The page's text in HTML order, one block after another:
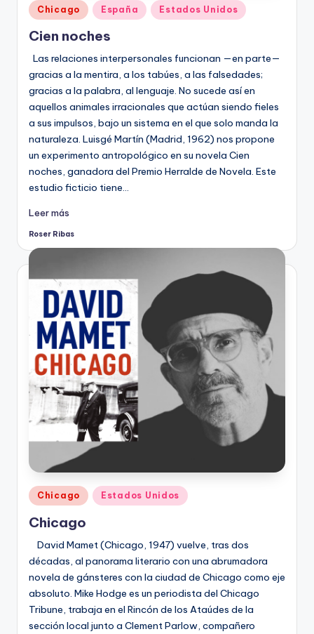
Publicado
en
Chicago España Estados Unidos
Cien noches
Las relaciones interpersonales funcionan —en parte—
gracias a la mentira, a los tabúes, a las falsedades;
gracias a la palabra, al lenguaje. No sucede así en
aquellos animales irracionales que actúan siendo fieles
a sus impulsos, bajo un sistema en el que solo manda la
naturaleza. Luisgé Martín (Madrid, 1962) nos propone
un experimento antropológico en su novela Cien
noches, ganadora del Premio Herralde de Novela. Este
estudio ficticio tiene…
Leer más
Publicado
Roser Ribas
Publicado
en
Chicago Estados Unidos
Chicago
David Mamet (Chicago, 1947) vuelve, tras dos
décadas, al panorama literario con una abrumadora
novela de gánsteres con la ciudad de Chicago como eje
absoluto. Mike Hodge es un periodista del Chicago
Tribune, trabaja en el Rincón de los Ataúdes de la
sección local junto a Clement Parlow, compañero